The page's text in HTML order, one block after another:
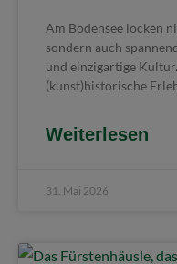
Am Bodensee locken
sondern auch
und einzigartige
(kunst)historische
Weiterlesen
31. Mai 2026